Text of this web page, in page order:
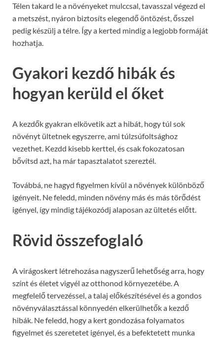
Télen takard le a növényeket mulccsal, tavasszal végezd el
a metszést, nyáron biztosíts elegendő öntözést, ősszel
pedig készülj a télre. Így a kerted mindig a legjobb formáját
hozhatja.
Gyakori kezdő hibák és
hogyan kerüld el őket
A kezdők gyakran elkövetik azt a hibát, hogy túl sok
növényt ültetnek egyszerre, ami túlzsúfoltsághoz
vezethet. Kezdd kisebb kerttel, és csak fokozatosan
bővítsd azt, ha már tapasztalatot szereztél.
Továbbá, ne hagyd figyelmen kívül a növények különböző
igényeit. Ne feledd, minden növény más és más törődést
igényel, így mindig tájékozódj alaposan az ültetés előtt.
Rövid összefoglaló
A virágoskert létrehozása nagyszerű lehetőség arra, hogy
színt és életet vigyél az otthonod környezetébe. A
megfelelő tervezéssel, a talaj előkészítésével és a gondos
növényválasztással könnyedén elkerülhetők a kezdő
hibák. Ne feledd, hogy a kert gondozása folyamatos
figyelmet és szeretetet igényel, és a befektetett munka